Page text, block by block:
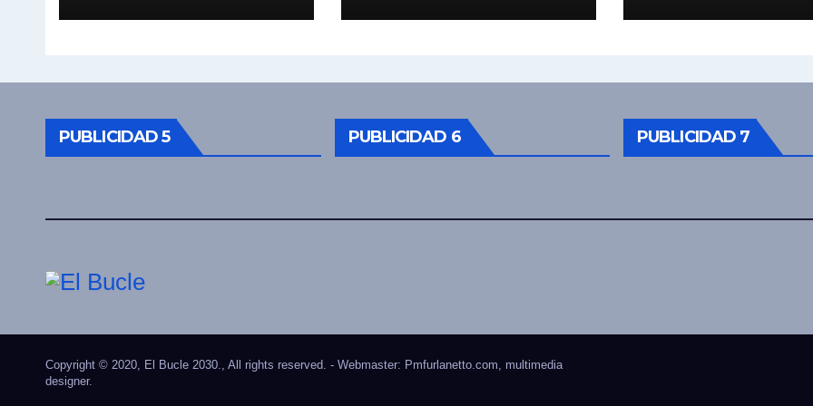
en vivo sobran las
Marangoni en vivo
PUBLICIDAD 5 PUBLICIDAD 6 PUBLICIDAD 7
Copyright © 2020, El Bucle 2030., All rights reserved. - Webmaster: Pmfurlanetto.com, multimedia
designer.